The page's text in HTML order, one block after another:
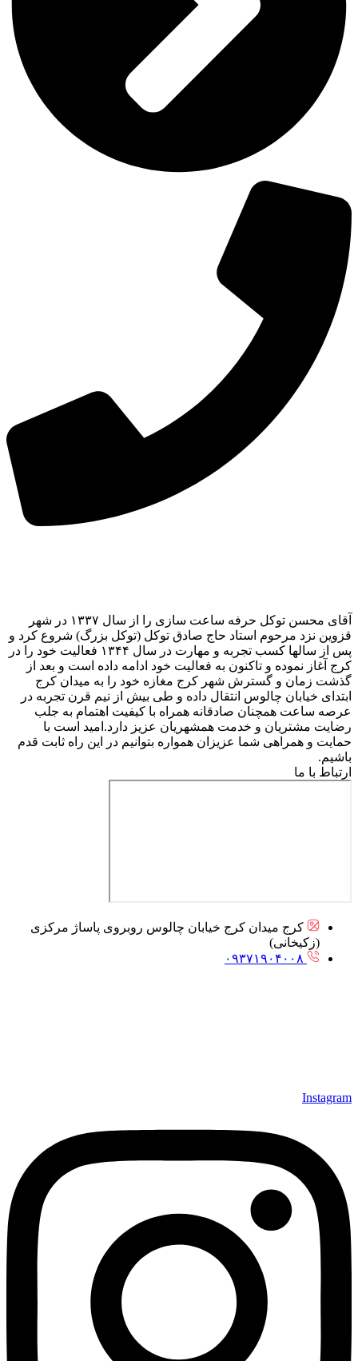
آقای محسن توکل حرفه ساعت سازی را از سال ۱۳۳۷ در شهر
قزوین نزد مرحوم استاد حاج صادق توکل (توکل بزرگ) شروع کرد و
پس از سالها کسب تجربه و مهارت در سال ۱۳۴۴ فعالیت خود را در
کرج آغاز نموده و تاکنون به فعالیت خود ادامه داده است و بعد از
گذشت زمان و گسترش شهر کرج مغازه خود را به میدان کرج
ابتدای خیابان چالوس انتقال داده و طی بیش از نیم قرن تجربه در
عرصه ساعت همچنان صادقانه همراه با کیفیت اهتمام به جلب
رضایت مشتریان و خدمت همشهریان عزیز دارد.امید است با
حمایت و همراهی شما عزیزان همواره بتوانیم در این راه ثابت قدم
باشیم.
ارتباط با ما
کرج میدان کرج خیابان چالوس روبروی پاساژ مرکزی
(زکیخانی)
۰۹۳۷۱۹۰۴۰۰۸
Instagram